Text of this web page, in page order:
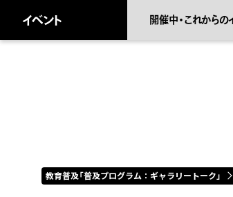
イベント 開催中・これからの
教育普及「普及プログラム：ギャラリートーク」